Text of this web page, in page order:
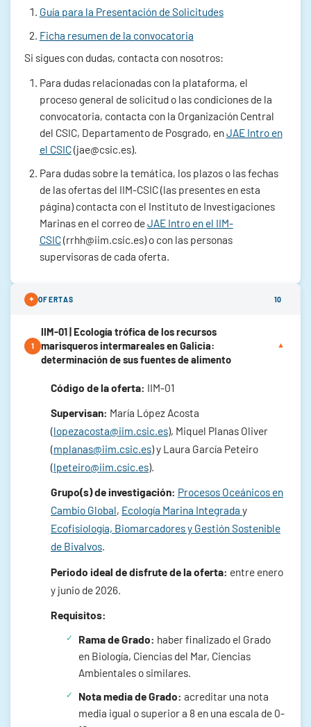
Guía para la Presentación de Solicitudes
Ficha resumen de la convocatoria
Si sigues con dudas, contacta con nosotros:
Para dudas relacionadas con la plataforma, el
proceso general de solicitud o las condiciones de la
convocatoria, contacta con la Organización Central
del CSIC, Departamento de Posgrado, enJAE Intro en
el CSIC(jae@csic.es).
Para dudas sobre la temática, los plazos o las fechas
de las ofertas del IIM-CSIC (las presentes en esta
página) contacta con el Instituto de Investigaciones
Marinas en el correo deJAE Intro en el IIM-
CSIC(rrhh@iim.csic.es) o con las personas
supervisoras de cada oferta.
✦ OFERTAS 10
1
IIM-01 | Ecología trófica de los recursos
marisqueros intermareales en Galicia:
determinación de sus fuentes de alimento
▼
Código de la oferta: IIM-01
Supervisan: María López Acosta
(lopezacosta@iim.csic.es), Miquel Planas Oliver
(mplanas@iim.csic.es) y Laura García Peteiro
(lpeteiro@iim.csic.es).
Grupo(s) de investigación: Procesos Oceánicos en
Cambio Global, Ecología Marina Integrada y
Ecofisiología, Biomarcadores y Gestión Sostenible
de Bivalvos.
Periodo ideal de disfrute de la oferta: entre enero
y junio de 2026.
Requisitos:
Rama de Grado: haber finalizado el Grado
en Biología, Ciencias del Mar, Ciencias
Ambientales o similares.
Nota media de Grado: acreditar una nota
media igual o superior a 8 en una escala de 0-